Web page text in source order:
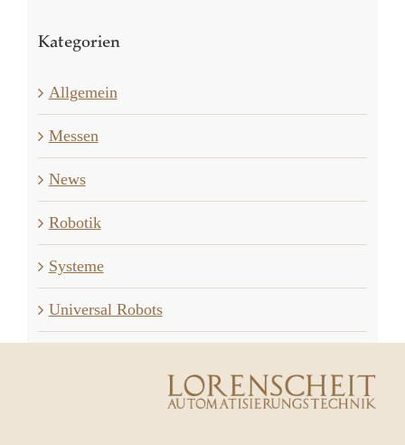
Kategorien
Allgemein
Messen
News
Robotik
Systeme
Universal Robots